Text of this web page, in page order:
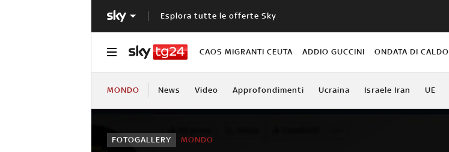
Esplora tutte le offerte Sky
CAOS MIGRANTI CEUTA ADDIO GUCCINI ONDATA DI CALDO
MONDO News Video Approfondimenti Ucraina Israele Iran UE
MONDO
FOTOGALLERY